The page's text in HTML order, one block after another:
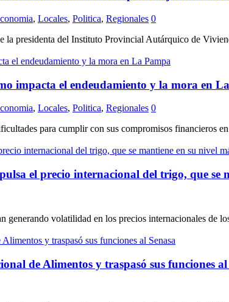
, Locales, Politica, Regionales 0
presidenta del Instituto Provincial Autárquico de
impacta el endeudamiento y la mora en
, Locales, Politica, Regionales 0
para cumplir con sus compromisos financieros
el precio internacional del trigo, que se
volatilidad en los precios internacionales de
de Alimentos y traspasó sus funciones al